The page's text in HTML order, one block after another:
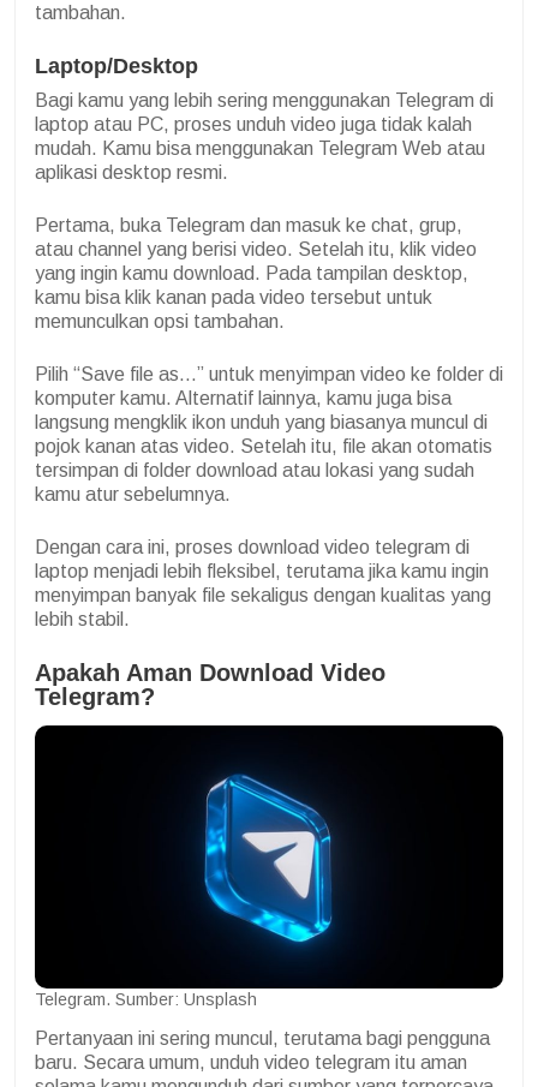
tambahan.
Laptop/Desktop
Bagi kamu yang lebih sering menggunakan Telegram di
laptop atau PC, proses unduh video juga tidak kalah
mudah. Kamu bisa menggunakan Telegram Web atau
aplikasi desktop resmi.
Pertama, buka Telegram dan masuk ke chat, grup,
atau channel yang berisi video. Setelah itu, klik video
yang ingin kamu download. Pada tampilan desktop,
kamu bisa klik kanan pada video tersebut untuk
memunculkan opsi tambahan.
Pilih “Save file as…” untuk menyimpan video ke folder di
komputer kamu. Alternatif lainnya, kamu juga bisa
langsung mengklik ikon unduh yang biasanya muncul di
pojok kanan atas video. Setelah itu, file akan otomatis
tersimpan di folder download atau lokasi yang sudah
kamu atur sebelumnya.
Dengan cara ini, proses download video telegram di
laptop menjadi lebih fleksibel, terutama jika kamu ingin
menyimpan banyak file sekaligus dengan kualitas yang
lebih stabil.
Apakah Aman Download Video
Telegram?
Telegram. Sumber: Unsplash
Pertanyaan ini sering muncul, terutama bagi pengguna
baru. Secara umum, unduh video telegram itu aman